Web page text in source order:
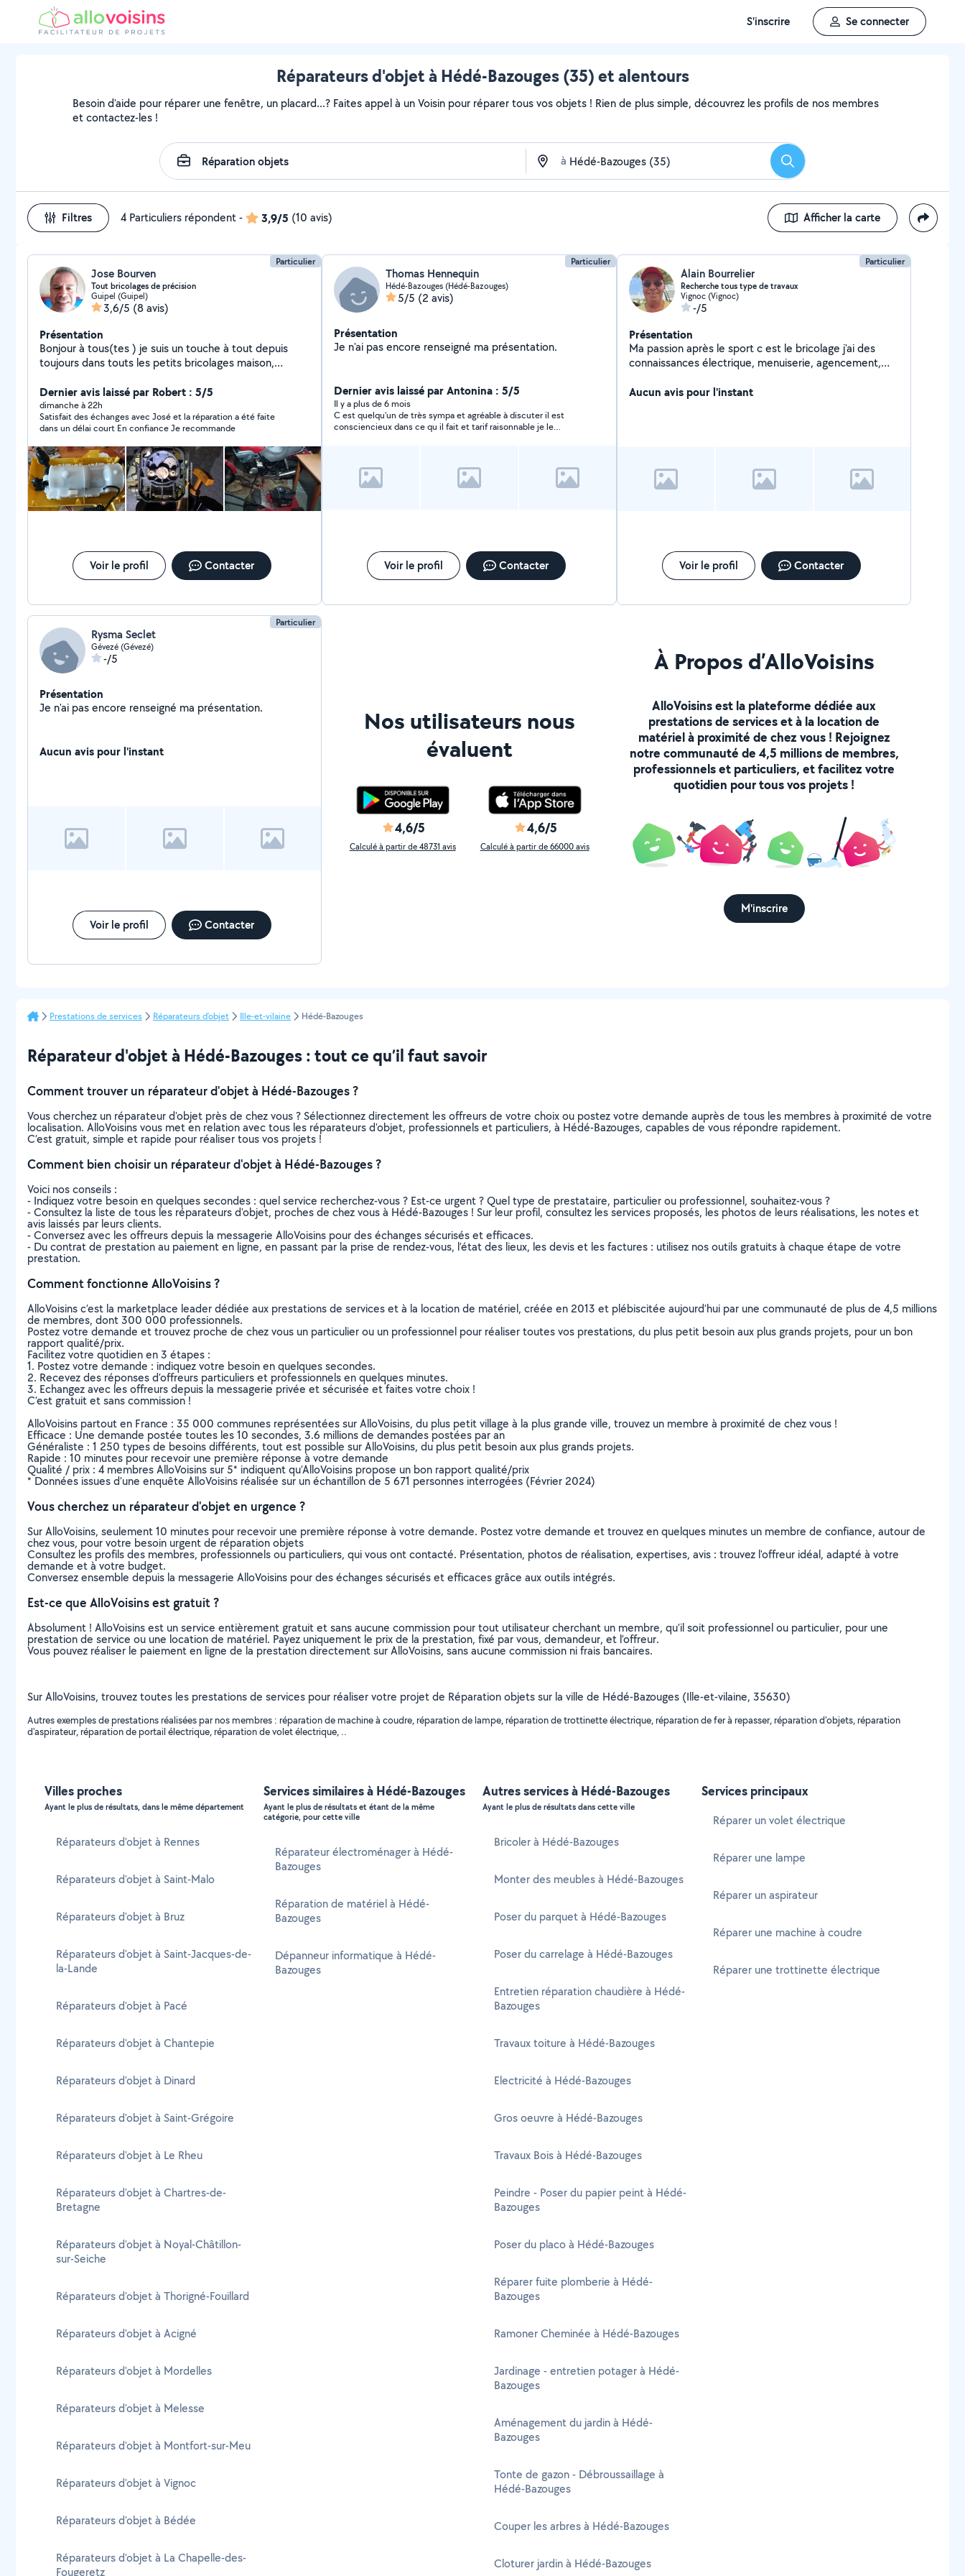
S'inscrire Se connecter
Réparateurs d'objet à Hédé-Bazouges (35) et alentours
Besoin d'aide pour réparer une fenêtre, un placard...? Faites appel à un Voisin pour réparer tous vos objets ! Rien de plus simple, découvrez les profils de nos membres
et contactez-les !
à Rechercher
Filtres 4 Particuliers répondent- 3,9/5 (10 avis) Afficher la carte
Particulier
Jose Bourven
Tout bricolages de précision
Guipel (Guipel)
3,6/5 (8 avis)
Présentation
Bonjour à tous(tes ) je suis un touche à tout depuis
toujours dans touts les petits bricolages maison,
au partage des connaissances. Avis à ceux qui ont de
préjugés à tout inconnu qui arrive:il faut toujours une
première fois. .
Dernier avis laissé par Robert : 5/5
dimanche à 22h
Satisfait des échanges avec José et la réparation a été faite
dans un délai court En confiance Je recommande
Voir le profil Contacter
Particulier
Thomas Hennequin
Hédé-Bazouges (Hédé-Bazouges)
5/5 (2 avis)
Présentation
Je n'ai pas encore renseigné ma présentation.
Dernier avis laissé par Antonina : 5/5
Il y a plus de 6 mois
C est quelqu'un de très sympa et agréable à discuter il est
consciencieux dans ce qu il fait et tarif raisonnable je le
Voir le profil Contacter
Particulier
Alain Bourrelier
Recherche tous type de travaux
Vignoc (Vignoc)
-/5
Présentation
Ma passion après le sport c est le bricolage j'ai des
connaissances électrique, menuiserie, agencement,
Aucun avis pour l'instant
Voir le profil Contacter
Particulier
Rysma Seclet
Gévezé (Gévezé)
-/5
Présentation
Je n'ai pas encore renseigné ma présentation.
Aucun avis pour l'instant
Voir le profil Contacter
Nos utilisateurs nous
évaluent
4,6/5
Calculé à partir de 48731 avis
4,6/5
Calculé à partir de 66000 avis
À Propos d’AlloVoisins
AlloVoisins est la plateforme dédiée aux
prestations de services et à la location de
matériel à proximité de chez vous ! Rejoignez
notre communauté de 4,5 millions de membres,
professionnels et particuliers, et facilitez votre
quotidien pour tous vos projets !
M'inscrire
Prestations de services Réparateurs d'objet Ille-et-vilaine Hédé-Bazouges
Réparateur d'objet à Hédé-Bazouges : tout ce qu’il faut savoir
Comment trouver un réparateur d'objet à Hédé-Bazouges ?
Vous cherchez un réparateur d'objet près de chez vous ? Sélectionnez directement les offreurs de votre choix ou postez votre demande auprès de tous les membres à proximité de votre
localisation. AlloVoisins vous met en relation avec tous les réparateurs d'objet, professionnels et particuliers, à Hédé-Bazouges, capables de vous répondre rapidement.
C’est gratuit, simple et rapide pour réaliser tous vos projets !
Comment bien choisir un réparateur d'objet à Hédé-Bazouges ?
Voici nos conseils :
- Indiquez votre besoin en quelques secondes : quel service recherchez-vous ? Est-ce urgent ? Quel type de prestataire, particulier ou professionnel, souhaitez-vous ?
- Consultez la liste de tous les réparateurs d'objet, proches de chez vous à Hédé-Bazouges ! Sur leur profil, consultez les services proposés, les photos de leurs réalisations, les notes et
avis laissés par leurs clients.
- Conversez avec les offreurs depuis la messagerie AlloVoisins pour des échanges sécurisés et efficaces.
- Du contrat de prestation au paiement en ligne, en passant par la prise de rendez-vous, l’état des lieux, les devis et les factures : utilisez nos outils gratuits à chaque étape de votre
prestation.
Comment fonctionne AlloVoisins ?
AlloVoisins c’est la marketplace leader dédiée aux prestations de services et à la location de matériel, créée en 2013 et plébiscitée aujourd’hui par une communauté de plus de 4,5 millions
de membres, dont 300 000 professionnels.
Postez votre demande et trouvez proche de chez vous un particulier ou un professionnel pour réaliser toutes vos prestations, du plus petit besoin aux plus grands projets, pour un bon
rapport qualité/prix.
Facilitez votre quotidien en 3 étapes :
1. Postez votre demande : indiquez votre besoin en quelques secondes.
2. Recevez des réponses d’offreurs particuliers et professionnels en quelques minutes.
3. Echangez avec les offreurs depuis la messagerie privée et sécurisée et faites votre choix !
C’est gratuit et sans commission !
AlloVoisins partout en France : 35 000 communes représentées sur AlloVoisins, du plus petit village à la plus grande ville, trouvez un membre à proximité de chez vous !
Efficace : Une demande postée toutes les 10 secondes, 3.6 millions de demandes postées par an
Généraliste : 1 250 types de besoins différents, tout est possible sur AlloVoisins, du plus petit besoin aux plus grands projets.
Rapide : 10 minutes pour recevoir une première réponse à votre demande
Qualité / prix : 4 membres AlloVoisins sur 5* indiquent qu’AlloVoisins propose un bon rapport qualité/prix
* Données issues d’une enquête AlloVoisins réalisée sur un échantillon de 5 671 personnes interrogées (Février 2024)
Vous cherchez un réparateur d'objet en urgence ?
Sur AlloVoisins, seulement 10 minutes pour recevoir une première réponse à votre demande. Postez votre demande et trouvez en quelques minutes un membre de confiance, autour de
chez vous, pour votre besoin urgent de réparation objets
Consultez les profils des membres, professionnels ou particuliers, qui vous ont contacté. Présentation, photos de réalisation, expertises, avis : trouvez l'offreur idéal, adapté à votre
demande et à votre budget.
Conversez ensemble depuis la messagerie AlloVoisins pour des échanges sécurisés et efficaces grâce aux outils intégrés.
Est-ce que AlloVoisins est gratuit ?
Absolument ! AlloVoisins est un service entièrement gratuit et sans aucune commission pour tout utilisateur cherchant un membre, qu’il soit professionnel ou particulier, pour une
prestation de service ou une location de matériel. Payez uniquement le prix de la prestation, fixé par vous, demandeur, et l’offreur.
Vous pouvez réaliser le paiement en ligne de la prestation directement sur AlloVoisins, sans aucune commission ni frais bancaires.
Sur AlloVoisins, trouvez toutes les prestations de services pour réaliser votre projet de Réparation objets sur la ville de Hédé-Bazouges (Ille-et-vilaine, 35630)
Autres exemples de prestations réalisées par nos membres : réparation de machine à coudre, réparation de lampe, réparation de trottinette électrique, réparation de fer à repasser, réparation d'objets, réparation
d'aspirateur, réparation de portail électrique, réparation de volet électrique, ..
Villes proches
Ayant le plus de résultats, dans le même département
Réparateurs d'objet à Rennes
Réparateurs d'objet à Saint-Malo
Réparateurs d'objet à Bruz
Réparateurs d'objet à Saint-Jacques-de-
la-Lande
Réparateurs d'objet à Pacé
Réparateurs d'objet à Chantepie
Réparateurs d'objet à Dinard
Réparateurs d'objet à Saint-Grégoire
Réparateurs d'objet à Le Rheu
Réparateurs d'objet à Chartres-de-
Bretagne
Réparateurs d'objet à Noyal-Châtillon-
sur-Seiche
Réparateurs d'objet à Thorigné-Fouillard
Réparateurs d'objet à Acigné
Réparateurs d'objet à Mordelles
Réparateurs d'objet à Melesse
Réparateurs d'objet à Montfort-sur-Meu
Réparateurs d'objet à Vignoc
Réparateurs d'objet à Bédée
Réparateurs d'objet à La Chapelle-des-
Fougeretz
Services similaires à Hédé-Bazouges
Ayant le plus de résultats et étant de la même
catégorie, pour cette ville
Réparateur électroménager à Hédé-
Bazouges
Réparation de matériel à Hédé-
Bazouges
Dépanneur informatique à Hédé-
Bazouges
Autres services à Hédé-Bazouges
Ayant le plus de résultats dans cette ville
Bricoler à Hédé-Bazouges
Monter des meubles à Hédé-Bazouges
Poser du parquet à Hédé-Bazouges
Poser du carrelage à Hédé-Bazouges
Entretien réparation chaudière à Hédé-
Bazouges
Travaux toiture à Hédé-Bazouges
Electricité à Hédé-Bazouges
Gros oeuvre à Hédé-Bazouges
Travaux Bois à Hédé-Bazouges
Peindre - Poser du papier peint à Hédé-
Bazouges
Poser du placo à Hédé-Bazouges
Réparer fuite plomberie à Hédé-
Bazouges
Ramoner Cheminée à Hédé-Bazouges
Jardinage - entretien potager à Hédé-
Bazouges
Aménagement du jardin à Hédé-
Bazouges
Tonte de gazon - Débroussaillage à
Hédé-Bazouges
Couper les arbres à Hédé-Bazouges
Cloturer jardin à Hédé-Bazouges
Services principaux
Réparer un volet électrique
Réparer une lampe
Réparer un aspirateur
Réparer une machine à coudre
Réparer une trottinette électrique